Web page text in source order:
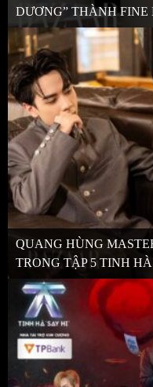
DƯƠNG” THÀNH FINE
QUANG HÙNG
TRONG TẬP 5 TINH